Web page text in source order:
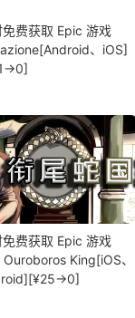
免费获取 Epic 游戏
、iOS]
免费获取 Epic 游戏
King[iOS、